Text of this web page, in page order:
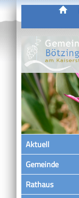
Aktuell
Gemeinde
Rathaus